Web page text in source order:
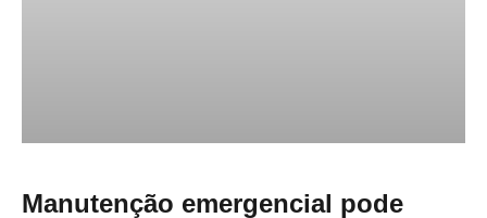
Manutenção emergencial pode